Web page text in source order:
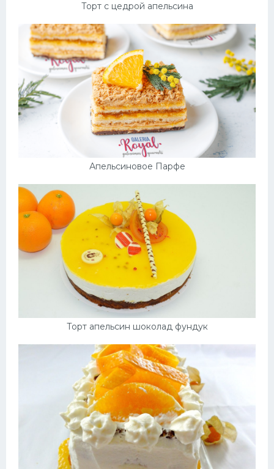
Торт с цедрой апельсина
Апельсиновое Парфе
Торт апельсин шоколад фундук